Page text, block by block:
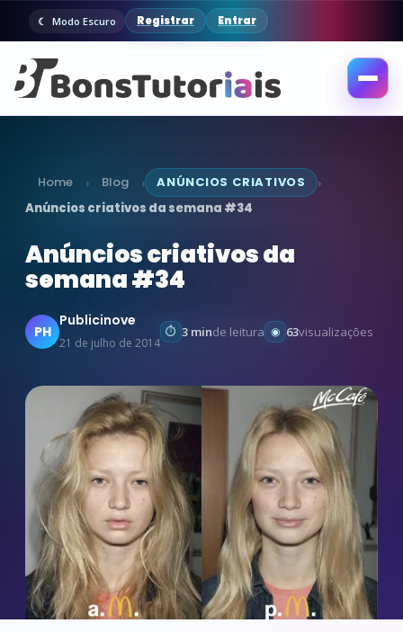
Modo Escuro Registrar Entrar
Abrir
Home › Blog › ANÚNCIOS CRIATIVOS ›
Anúncios criativos da semana #34
Anúncios criativos da
semana #34
PH
Publicinove
21 de julho de 2014
3 minde leitura 63visualizações